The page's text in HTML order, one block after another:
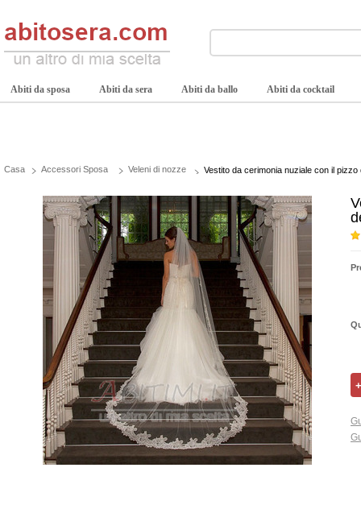
Abiti da sposa Abiti da sera Abiti da ballo Abiti da cocktail
Casa Accessori Sposa Veleni di nozze Vestito da cerimonia nuziale con il